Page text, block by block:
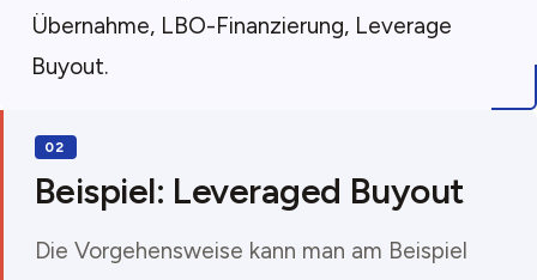
Übernahme, LBO-Finanzierung, Leverage
Buyout.
Beispiel: Leveraged Buyout
Die Vorgehensweise kann man am Beispiel